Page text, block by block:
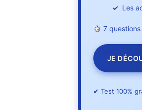
Les
7
JE
✔ Test 100%